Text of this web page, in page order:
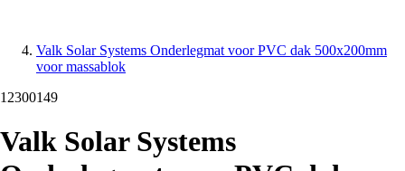
Valk Solar Systems Onderlegmat voor PVC dak 500x200mm
voor massablok
12300149
Valk Solar Systems